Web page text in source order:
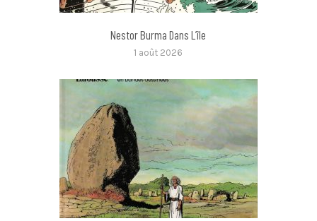
Nestor Burma Dans L’île
1 août 2026